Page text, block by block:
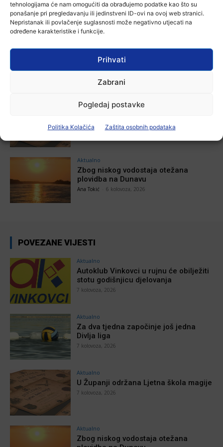
tehnologijama će nam omogućiti da obrađujemo podatke kao što su
ponašanje pri pregledavanju ili jedinstveni ID-ovi na ovoj web stranici.
Nepristanak ili povlačenje suglasnosti može negativno utjecati na
određene karakteristike i funkcije.
Prihvati
Zabrani
Pogledaj postavke
Politika Kolačića Zaštita osobnih podataka
stotu godišnjicu djelovanja
7 kolovoza, 2026
Aktualno
Za dva tjedna započinje još jedna
Ana Tokić 7 kolovoza, 2026
Aktualno
Ana Tokić 7 kolovoza, 2026
Aktualno
Zbog niskog vodostaja otežana
plovidba na Dunavu
Ana Tokić 6 kolovoza, 2026
POVEZANE VIJESTI
Aktualno
Autoklub Vinkovci u rujnu će obilježiti
stotu godišnjicu djelovanja
7 kolovoza, 2026
Aktualno
Za dva tjedna započinje još jedna
Divlja liga
7 kolovoza, 2026
Aktualno
U Županji održana Ljetna škola magije
7 kolovoza, 2026
Aktualno
Zbog niskog vodostaja otežana